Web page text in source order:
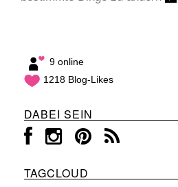
9 online
1218 Blog-Likes
DABEI SEIN
TAGCLOUD